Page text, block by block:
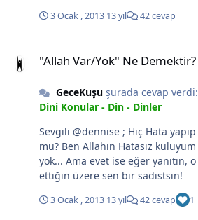
3 Ocak , 2013 13 yıl 42 cevap
"Allah Var/Yok" Ne Demektir?
GeceKuşuşurada cevap verdi:
Dini Konular - Din - Dinler
Sevgili @dennise ; Hiç Hata yapıp şeytana uyduğun oldu
mu? Ben Allahın Hatasız kuluyum diyorsan bir sorun
yok... Ama evet ise eğer yanıtın, o zaman "senin iddia
ettiğin üzere sen bir sadistsin!
3 Ocak , 2013 13 yıl 42 cevap 1